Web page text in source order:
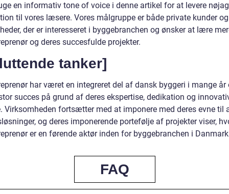
en informativ tone of voice i denne artikel for at levere
til vores læsere. Vores målgruppe er både private kunder og
der er interesseret i byggebranchen og ønsker at lære
og deres succesfulde projekter.
tanker]
har været en integreret del af dansk byggeri i mange år
succes på grund af deres ekspertise, dedikation og
Virksomheden fortsætter med at imponere med deres evne til
og deres imponerende portefølje af projekter viser,
er en førende aktør inden for byggebranchen i
FAQ